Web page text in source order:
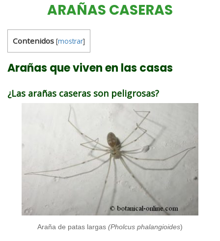
ARAÑAS CASERAS
Contenidos [mostrar]
Arañas que viven en las casas
¿Las arañas caseras son peligrosas?
Araña de patas largas (Pholcus phalangioides)